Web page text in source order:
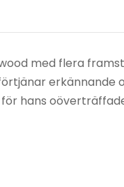
med flera
hans